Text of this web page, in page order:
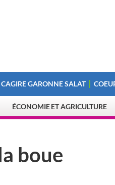
CAGIRE GARONNE SALAT
ÉCONOMIE ET AGRICULTURE
boue